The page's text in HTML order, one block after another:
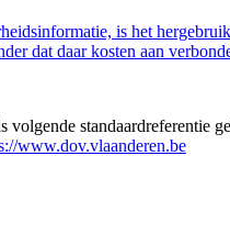
is het
dat daar kosten aan
standaardreferentie
www.dov.vlaanderen.be